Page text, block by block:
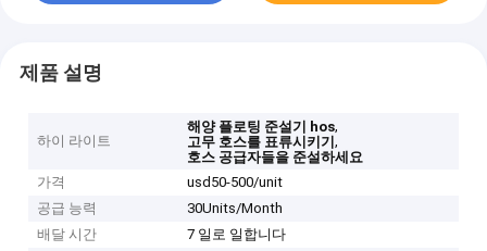
제품 설명
하이 라이트
해양 플로팅 준설기 hos,
고무 호스를 표류시키기,
호스 공급자들을 준설하세요
가격
usd50-500/unit
공급 능력
30Units/Month
배달 시간
7 일로 일합니다